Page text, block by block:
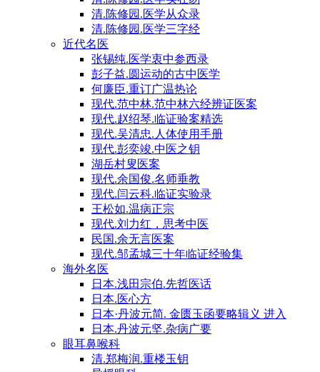
清.陈修园.医学从众录
清.陈修园.医学三字经
近代名医
张锡纯.医学衷中参西录
彭子益.圆运动的古中医学
何廉臣.重订广温热论
现代.范中林.范中林六经辨证医案
现代.赵绍琴.临证验案精选
现代.吴清忠.人体使用手册
现代.彭奕竣.中医之钥
湖岳村叟医案
现代.余国俊.名师垂教
现代.闫云科.临证实验录
王松如.温病正宗
现代.刘力红，思考中医
民国.余无言医案
现代.邹孟城三十年临证经验集
海外名医
日本.浅田宗伯.先哲医话
日本.医心方
日本·丹波元简. 金匮玉函要略辑义 进入
日本.丹波元坚.杂病广要
眼耳鼻喉科
清.郑梅润.重楼玉钥